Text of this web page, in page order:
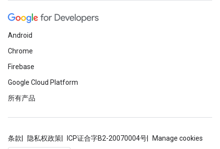
Android
Chrome
Firebase
Google Cloud Platform
所有产品
条款 隐私权政策 ICP证合字B2-20070004号 Manage cookies